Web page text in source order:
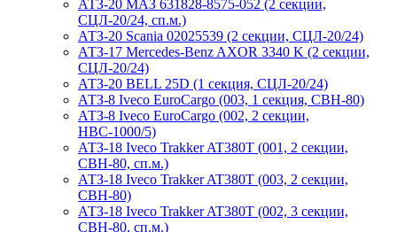
АТЗ-20 МАЗ 631828-8575-052 (2 секции,
СЦЛ-20/24, сп.м.)
АТЗ-20 Scania 02025539 (2 секции, СЦЛ-20/24)
АТЗ-17 Mercedes-Benz AXOR 3340 K (2 секции,
СЦЛ-20/24)
АТЗ-20 BELL 25D (1 секция, СЦЛ-20/24)
АТЗ-8 Iveco EuroCargo (003, 1 секция, СВН-80)
АТЗ-8 Iveco EuroCargo (002, 2 секции,
НВС-1000/5)
АТЗ-18 Iveco Trakker AT380T (001, 2 секции,
СВН-80, сп.м.)
АТЗ-18 Iveco Trakker AT380T (003, 2 секции,
СВН-80)
АТЗ-18 Iveco Trakker AT380T (002, 3 секции,
СВН-80, сп.м.)